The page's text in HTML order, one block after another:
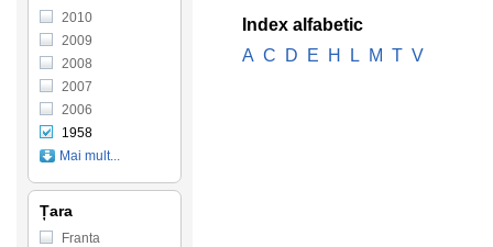
Index alfabetic
A C D E H L M T V
2010
2009
2008
2007
2006
1958
Mai mult...
Țara
Franta